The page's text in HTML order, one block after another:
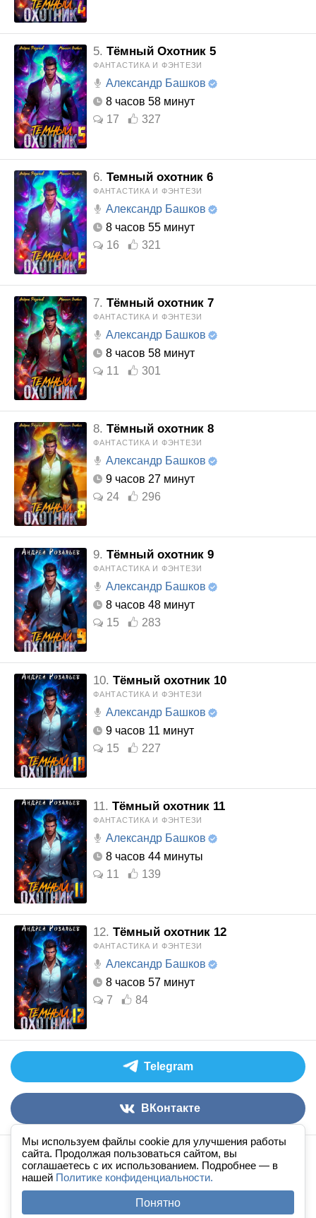
Мы используем файлы cookie для улучшения работы
сайта. Продолжая пользоваться сайтом, вы
соглашаетесь с их использованием. Подробнее — в
нашей Политике конфиденциальности.
Понятно
5. Тёмный Охотник 5
ФАНТАСТИКА И ФЭНТЕЗИ
Александр Башков
8 часов 58 минут
17
327
6. Темный охотник 6
ФАНТАСТИКА И ФЭНТЕЗИ
Александр Башков
8 часов 55 минут
16
321
7. Тёмный охотник 7
ФАНТАСТИКА И ФЭНТЕЗИ
Александр Башков
8 часов 58 минут
11
301
8. Тёмный охотник 8
ФАНТАСТИКА И ФЭНТЕЗИ
Александр Башков
9 часов 27 минут
24
296
9. Тёмный охотник 9
ФАНТАСТИКА И ФЭНТЕЗИ
Александр Башков
8 часов 48 минут
15
283
10. Тёмный охотник 10
ФАНТАСТИКА И ФЭНТЕЗИ
Александр Башков
9 часов 11 минут
15
227
11. Тёмный охотник 11
ФАНТАСТИКА И ФЭНТЕЗИ
Александр Башков
8 часов 44 минуты
11
139
12. Тёмный охотник 12
ФАНТАСТИКА И ФЭНТЕЗИ
Александр Башков
8 часов 57 минут
7
84
Telegram
ВКонтакте
Аудиокниги слушать онлайн книгав ухе
По всем вопросам:admin@knigavuhe.ru
Правила сайта ·
Полная версия
· Новый дизайн